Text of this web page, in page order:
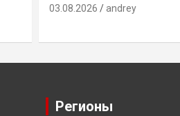
03.08.2026 andrey
Регионы